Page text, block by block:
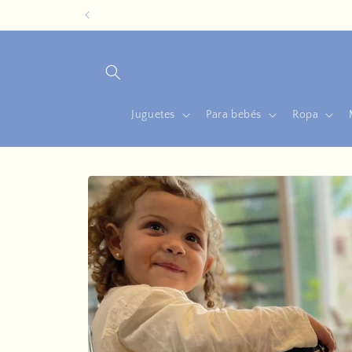
directamente
al contenido
Juguetes Para bebés Ropa
directamente
a la
información
del producto